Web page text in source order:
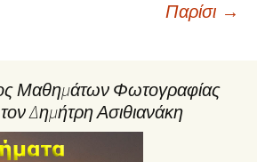
Παρίσι →
Μαθημάτων Φωτογραφίας
Δημήτρη Ασιθιανάκη